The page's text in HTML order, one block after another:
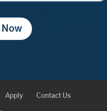
Now
Apply Contact Us